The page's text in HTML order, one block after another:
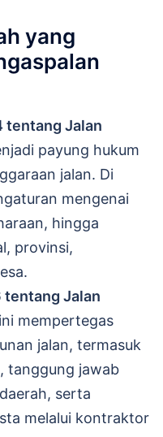
yang
tentang Jalan
payung hukum
jalan. Di
mengenai
hingga
provinsi,
tentang Jalan
mempertegas
jalan, termasuk
tanggung jawab
serta
melalui kontraktor